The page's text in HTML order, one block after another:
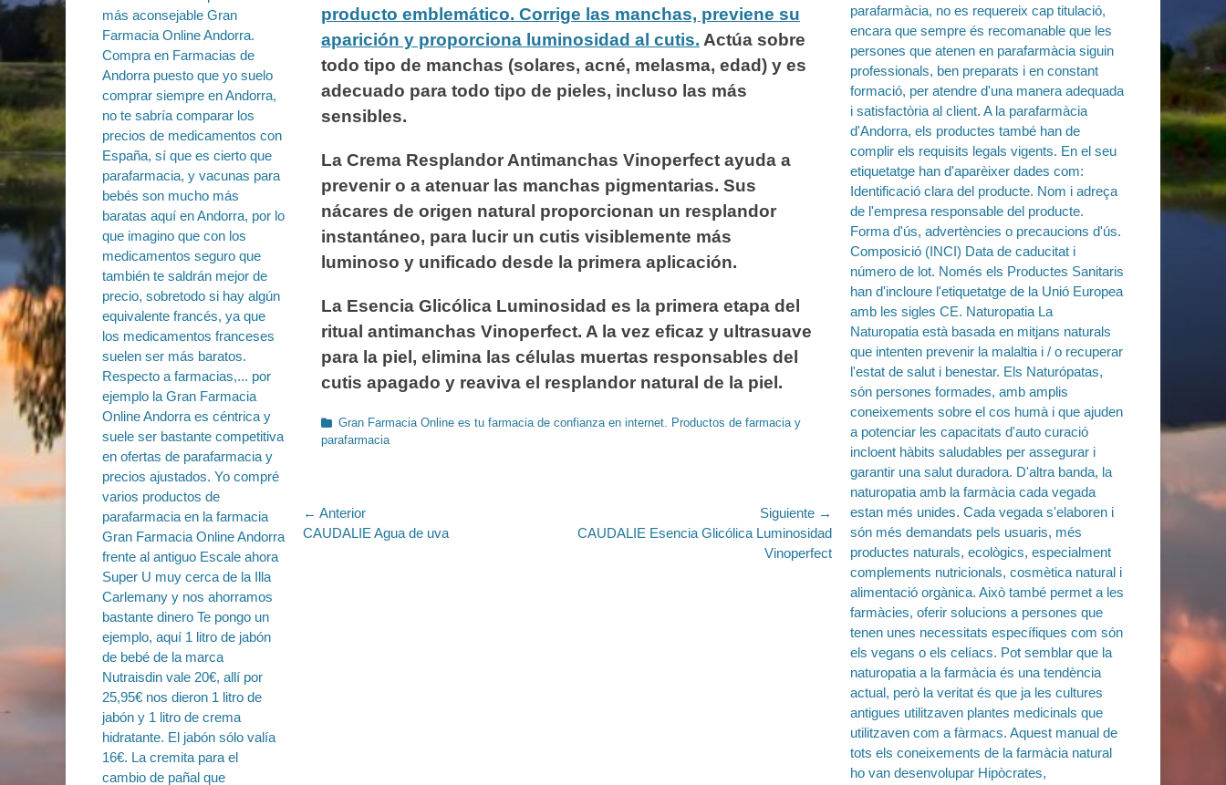
producto emblemático. Corrige las manchas, previene su
aparición y proporciona luminosidad al cutis. Actúa sobre
todo tipo de manchas (solares, acné, melasma, edad) y es
adecuado para todo tipo de pieles, incluso las más
sensibles.
La Crema Resplandor Antimanchas Vinoperfect ayuda a
prevenir o a atenuar las manchas pigmentarias. Sus
nácares de origen natural proporcionan un resplandor
instantáneo, para lucir un cutis visiblemente más
luminoso y unificado desde la primera aplicación.
La Esencia Glicólica Luminosidad es la primera etapa del
ritual antimanchas Vinoperfect. A la vez eficaz y ultrasuave
para la piel, elimina las células muertas responsables del
cutis apagado y reaviva el resplandor natural de la piel.
Categorías
Gran Farmacia Online es tu farmacia de confianza en internet. Productos de farmacia y
parafarmacia
Navegación
de
← Anterior
Entrada
CAUDALIE Agua de uva
Siguiente →
Entrada
CAUDALIE Esencia Glicólica Luminosidad
Vinoperfect